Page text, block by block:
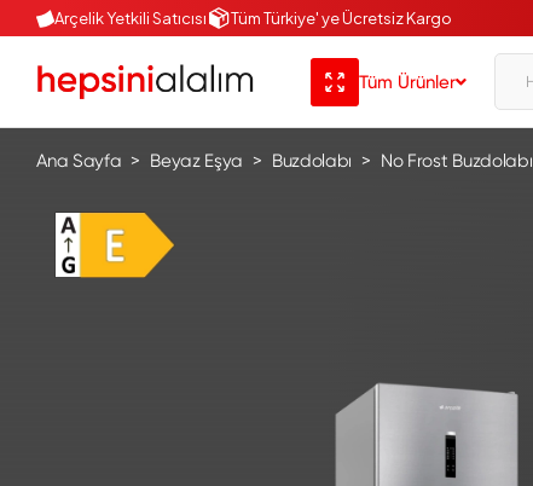
Arçelik Yetkili Satıcısı Tüm Türkiye' ye Ücretsiz Kargo
Tüm Ürünler
Ana Sayfa Beyaz Eşya Buzdolabı No Frost Buzdolabı